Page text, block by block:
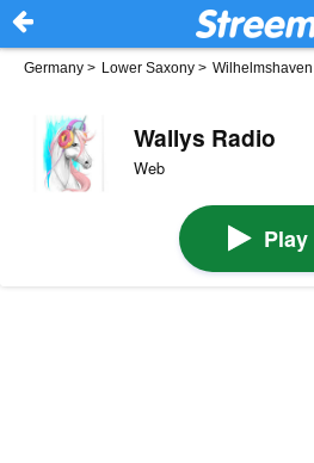
Germany > Lower Saxony > Wilhelmshaven
Wallys Radio
Web
Play